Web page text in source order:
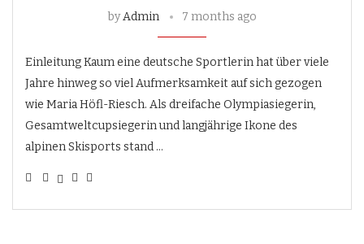
byAdmin 7 months ago
Einleitung Kaum eine deutsche Sportlerin hat über viele
Jahre hinweg so viel Aufmerksamkeit auf sich gezogen
wie Maria Höfl-Riesch. Als dreifache Olympiasiegerin,
Gesamtweltcupsiegerin und langjährige Ikone des
alpinen Skisports stand …